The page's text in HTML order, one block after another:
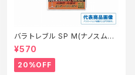
バラ トレブル SP M(ナノスムー
スコート)【特価仕掛】【20】
¥570
20%OFF